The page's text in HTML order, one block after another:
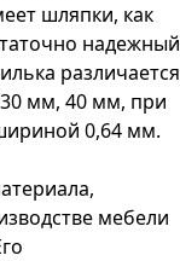
шляпки, как
надежный
различается
мм, 40 мм, при
0,64 мм.
мебели